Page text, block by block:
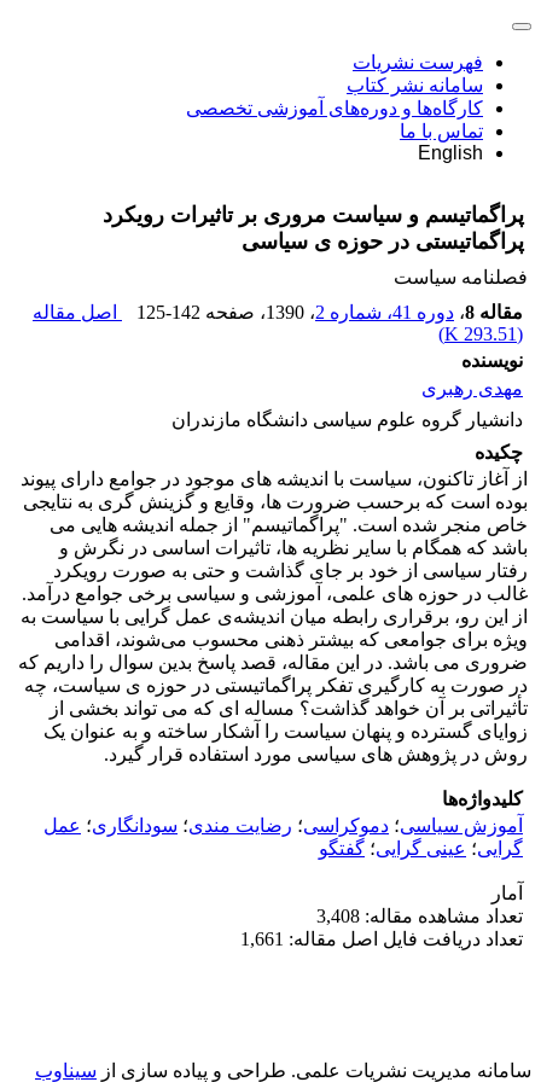
فهرست نشریات
سامانه نشر کتاب
کارگاه‌ها و دوره‌های آموزشی تخصصی
تماس با ما
English
پراگماتیسم و سیاست مروری بر تاثیرات رویکرد
پراگماتیستی در حوزه ی سیاسی
فصلنامه سیاست
مقاله 8
، دوره 41، شماره 2 ، 1390 ، صفحه 125-142
اصل مقاله
(
293.51 K
)
نویسنده
مهدی رهبری
دانشیار گروه علوم سیاسی دانشگاه مازندران
چکیده
از آغاز تاکنون، سیاست با اندیشه های موجود در جوامع دارای پیوند
بوده است که برحسب ضرورت ها، وقایع و گزینش گری به نتایجی
خاص منجر شده است. "پراگماتیسم" از جمله اندیشه هایی می
باشد که همگام با سایر نظریه ها، تاثیرات اساسی در نگرش و
رفتار سیاسی از خود بر جای گذاشت و حتی به صورت رویکرد
غالب در حوزه های علمی، آموزشی و سیاسی برخی جوامع درآمد.
از این رو، برقراری رابطه میان اندیشه‌ی عمل گرایی با سیاست به
ویژه برای جوامعی که بیشتر ذهنی محسوب می‌شوند، اقدامی
ضروری می باشد. در این مقاله، قصد پاسخ بدین سوال را داریم که
در صورت به کارگیری تفکر پراگماتیستی در حوزه ی سیاست، چه
تأثیراتی بر آن خواهد گذاشت؟ مساله ای که می تواند بخشی از
زوایای گسترده و پنهان سیاست را آشکار ساخته و به عنوان یک
روش در پژوهش های سیاسی مورد استفاده قرار گیرد.
کلیدواژه‌ها
آموزش سیاسی؛ دموکراسی؛ رضایت مندی؛ سودانگاری؛ عمل
گرایی؛ عینی گرایی؛ گفتگو
آمار
تعداد مشاهده مقاله: 3,408
تعداد دریافت فایل اصل مقاله: 1,661
سامانه مدیریت نشریات علمی. طراحی و پیاده سازی از سیناوب